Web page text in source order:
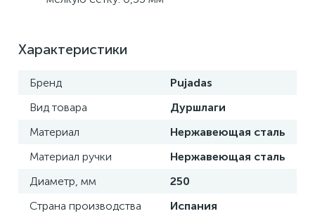
Характеристики
Бренд
Pujadas
Вид товара
Дуршлаги
Материал
Нержавеющая сталь
Материал ручки
Нержавеющая сталь
Диаметр, мм
250
Страна производства
Испания